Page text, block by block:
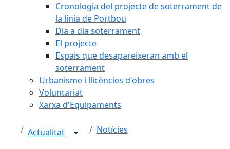
Cronologia del projecte de soterrament de
la línia de Portbou
Dia a dia soterrament
El projecte
Espais que desapareixeran amb el
soterrament
Urbanisme i llicències d'obres
Voluntariat
Xarxa d'Equipaments
Actualitat Notícies